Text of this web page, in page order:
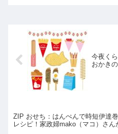
今夜く
おかき
ZIP おせち：はんぺんで時短伊達
レシピ！家政婦mako（マコ）さん